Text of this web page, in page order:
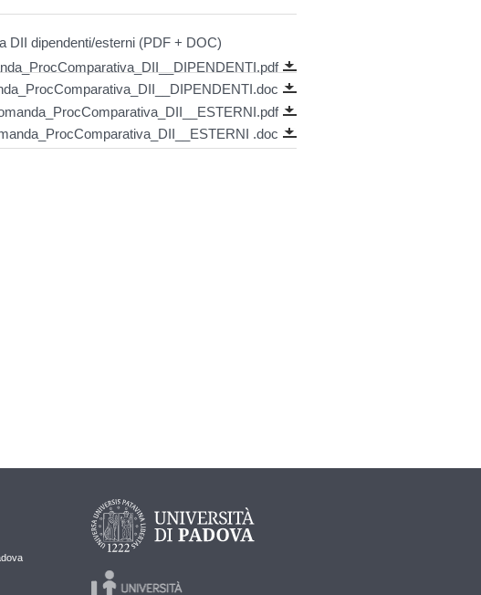
DII dipendenti/esterni (PDF + DOC)
.doc